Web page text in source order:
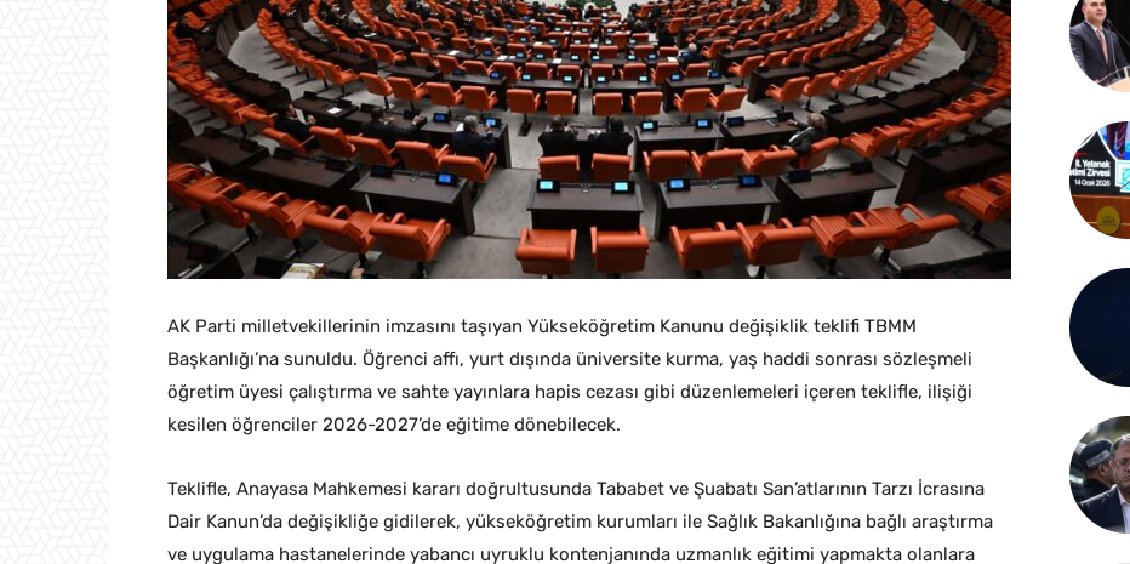
AK Parti milletvekillerinin imzasını taşıyan Yükseköğretim Kanunu değişiklik teklifi TBMM
Başkanlığı’na sunuldu. Öğrenci affı, yurt dışında üniversite kurma, yaş haddi sonrası sözleşmeli
öğretim üyesi çalıştırma ve sahte yayınlara hapis cezası gibi düzenlemeleri içeren teklifle, ilişiği
kesilen öğrenciler 2026-2027’de eğitime dönebilecek.
Teklifle, Anayasa Mahkemesi kararı doğrultusunda Tababet ve Şuabatı San’atlarının Tarzı İcrasına
Dair Kanun’da değişikliğe gidilerek, yükseköğretim kurumları ile Sağlık Bakanlığına bağlı araştırma
ve uygulama hastanelerinde yabancı uyruklu kontenjanında uzmanlık eğitimi yapmakta olanlara